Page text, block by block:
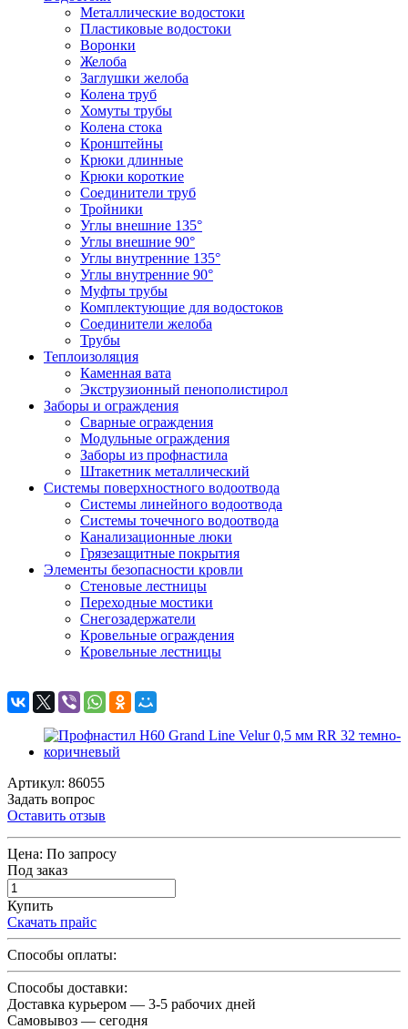
Металлические водостоки
Пластиковые водостоки
Воронки
Желоба
Заглушки желоба
Колена труб
Хомуты трубы
Колена стока
Кронштейны
Крюки длинные
Крюки короткие
Соединители труб
Тройники
Углы внешние 135°
Углы внешние 90°
Углы внутренние 135°
Углы внутренние 90°
Муфты трубы
Комплектующие для водостоков
Соединители желоба
Трубы
Теплоизоляция
Каменная вата
Экструзионный пенополистирол
Заборы и ограждения
Сварные ограждения
Модульные ограждения
Заборы из профнастила
Штакетник металлический
Системы поверхностного водоотвода
Системы линейного водоотвода
Системы точечного водоотвода
Канализационные люки
Грязезащитные покрытия
Элементы безопасности кровли
Стеновые лестницы
Переходные мостики
Снегозадержатели
Кровельные ограждения
Кровельные лестницы
Артикул: 86055
Задать вопрос
Оставить отзыв
Цена: По запросу
Под заказ
Купить
Скачать прайс
Способы оплаты:
Способы доставки:
Доставка курьером — 3-5 рабочих дней
Самовывоз — сегодня